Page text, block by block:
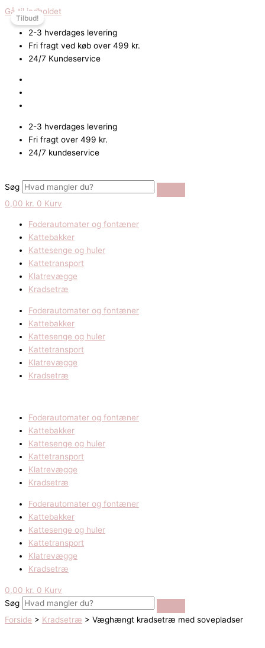
Gå til indholdet
2-3 hverdages levering
Fri fragt ved køb over 499 kr.
24/7 Kundeservice
2-3 hverdages levering
Fri fragt over 499 kr.
24/7 kundeservice
Søg
0,00 kr. 0 Kurv
Foderautomater og fontæner
Kattebakker
Kattesenge og huler
Kattetransport
Klatrevægge
Kradsetræ
Foderautomater og fontæner
Kattebakker
Kattesenge og huler
Kattetransport
Klatrevægge
Kradsetræ
Foderautomater og fontæner
Kattebakker
Kattesenge og huler
Kattetransport
Klatrevægge
Kradsetræ
Foderautomater og fontæner
Kattebakker
Kattesenge og huler
Kattetransport
Klatrevægge
Kradsetræ
0,00 kr. 0 Kurv
Søg
Forside > Kradsetræ > Væghængt kradsetræ med sovepladser
Tilbud!